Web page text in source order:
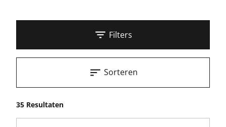
Filters
35 Resultaten
Sorteren